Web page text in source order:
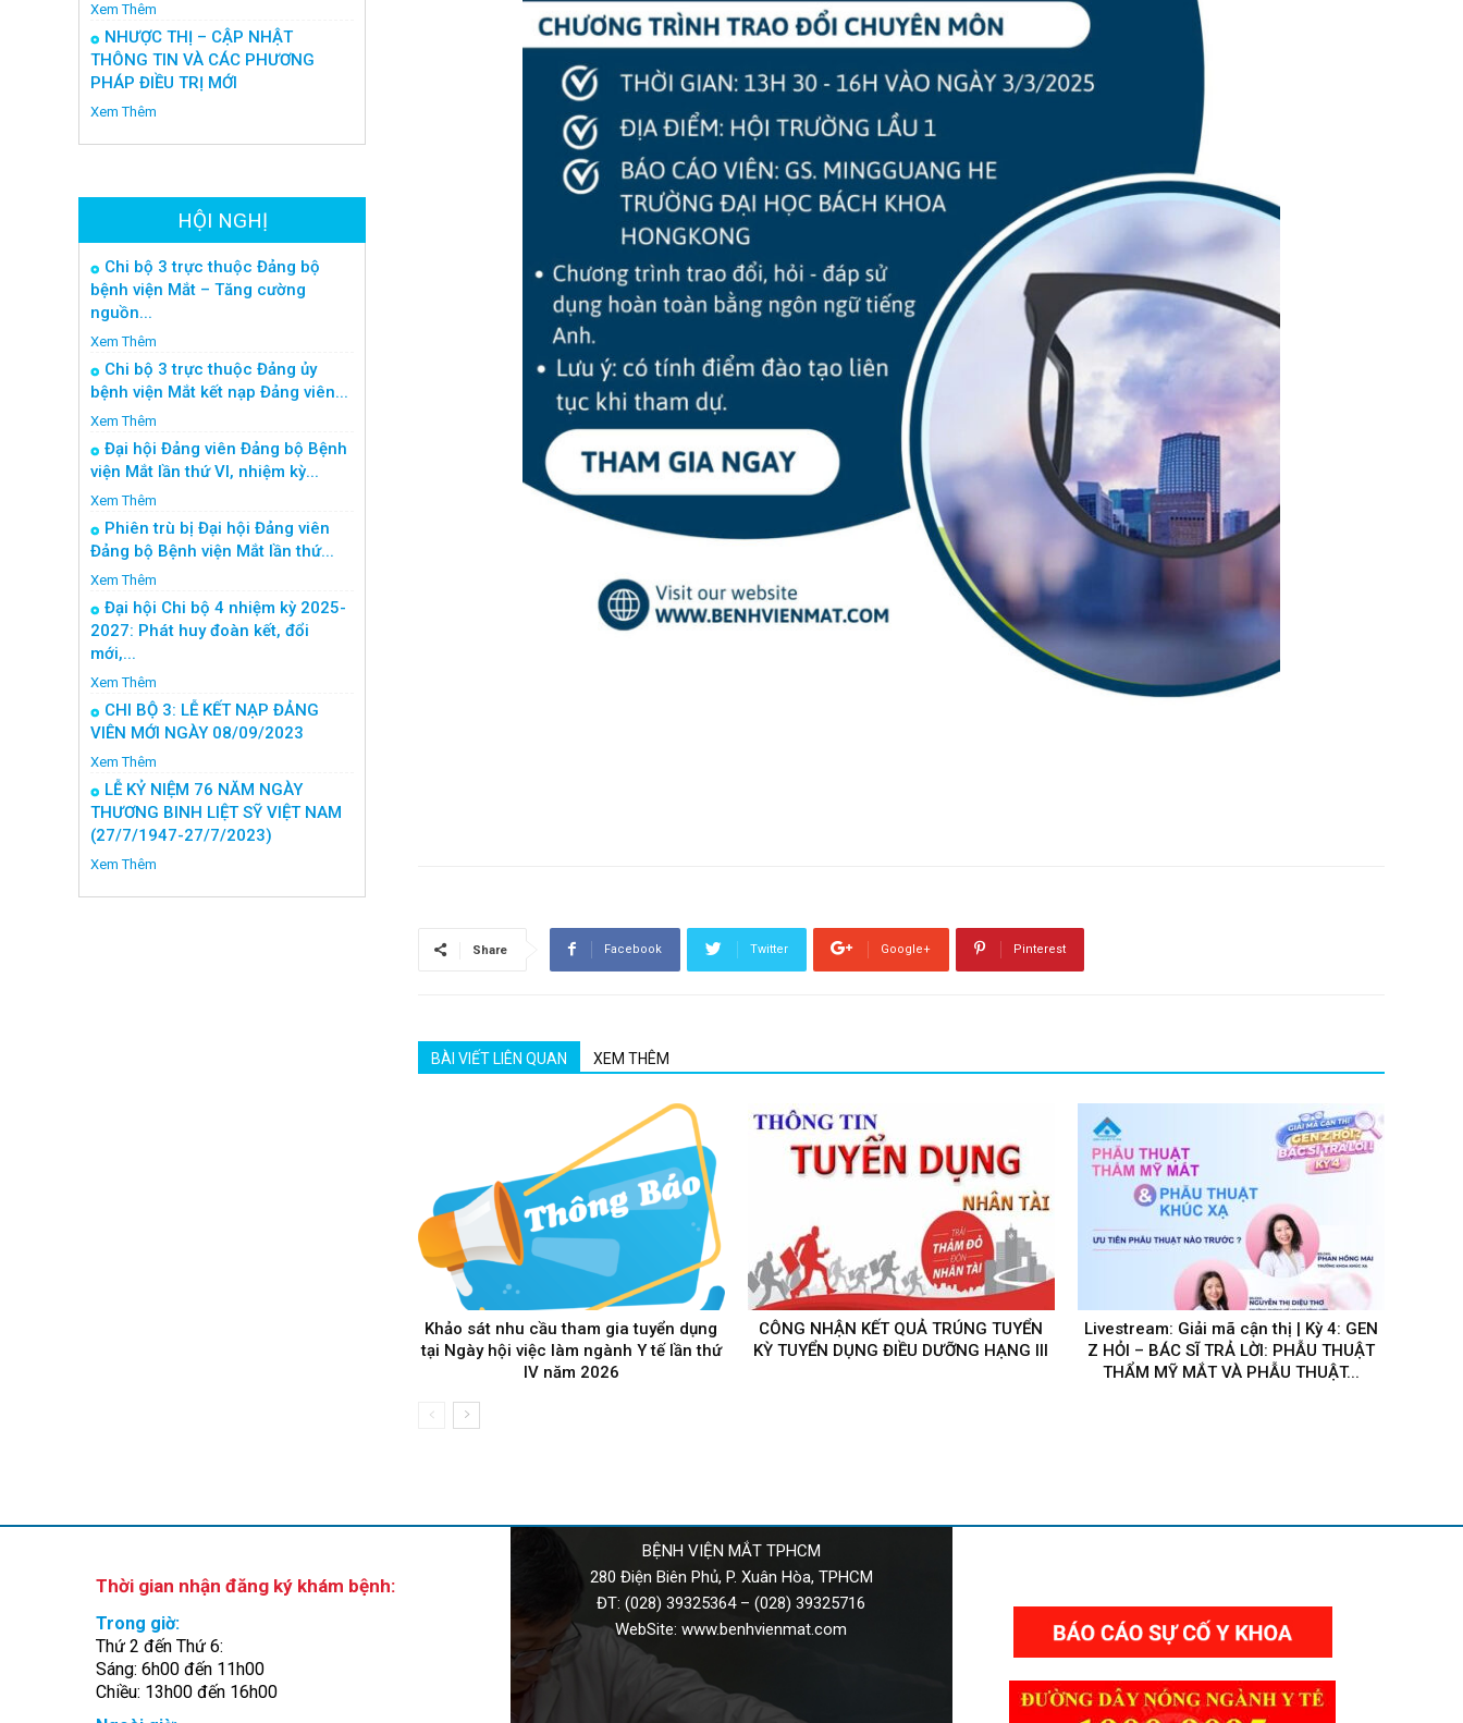
Share Facebook Twitter Google+ Pinterest
BÀI VIẾT LIÊN QUAN XEM THÊM
Khảo sát nhu cầu tham gia tuyển dụng
tại Ngày hội việc làm ngành Y tế lần thứ
IV năm 2026
CÔNG NHẬN KẾT QUẢ TRÚNG TUYỂN
KỲ TUYỂN DỤNG ĐIỀU DƯỠNG HẠNG III
Livestream: Giải mã cận thị | Kỳ 4: GEN
Z HỎI – BÁC SĨ TRẢ LỜI: PHẪU THUẬT
THẨM MỸ MẮT VÀ PHẪU THUẬT...
Xem Thêm
NHƯỢC THỊ – CẬP NHẬT
THÔNG TIN VÀ CÁC PHƯƠNG
PHÁP ĐIỀU TRỊ MỚI
Xem Thêm
HỘI NGHỊ
Chi bộ 3 trực thuộc Đảng bộ
bệnh viện Mắt – Tăng cường
nguồn...
Xem Thêm
Chi bộ 3 trực thuộc Đảng ủy
bệnh viện Mắt kết nạp Đảng viên...
Xem Thêm
Đại hội Đảng viên Đảng bộ Bệnh
viện Mắt lần thứ VI, nhiệm kỳ...
Xem Thêm
Phiên trù bị Đại hội Đảng viên
Đảng bộ Bệnh viện Mắt lần thứ...
Xem Thêm
Đại hội Chi bộ 4 nhiệm kỳ 2025-
2027: Phát huy đoàn kết, đổi
mới,...
Xem Thêm
CHI BỘ 3: LỄ KẾT NẠP ĐẢNG
VIÊN MỚI NGÀY 08/09/2023
Xem Thêm
LỄ KỶ NIỆM 76 NĂM NGÀY
THƯƠNG BINH LIỆT SỸ VIỆT NAM
(27/7/1947-27/7/2023)
Xem Thêm
Thời gian nhận đăng ký khám bệnh:
Trong giờ:
Thứ 2 đến Thứ 6:
Sáng: 6h00 đến 11h00
Chiều: 13h00 đến 16h00
BỆNH VIỆN MẮT TPHCM
280 Điện Biên Phủ, P. Xuân Hòa, TPHCM
ĐT:(028) 39325364–(028) 39325716
WebSite:www.benhvienmat.com